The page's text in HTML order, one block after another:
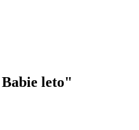
leto"